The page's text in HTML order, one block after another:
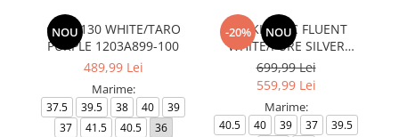
NOU
GEL-1130 WHITE/TARO
PURPLE 1203A899-100
489,99 Lei
Marime:
37.5 39.5 38 40
39
37
41.5 40.5 36
-20% NOU
GEL-KINETIC FLUENT
WHITE/PURE SILVER
1203A591-106
699,99 Lei
559,99 Lei
Marime:
40.5 40 39 37
39.5